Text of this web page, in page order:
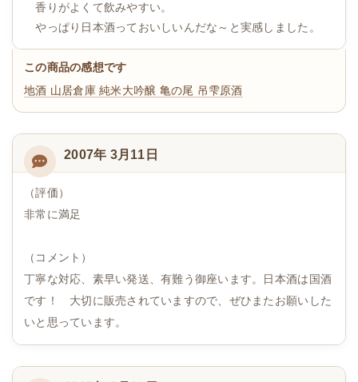
香りがよくて飲みやすい。
やっぱり日本酒っておいしいんだな～と実感しました。
この商品の感想です
地酒 山居倉庫 純米大吟醸 亀の尾 吊雫原酒
2007年 3月11日
（評価）
非常に満足
（コメント）
丁寧な対応、素早い発送、有難う御座います。日本酒は国酒
です！ 大切に販売されていますので、ぜひまたお願いした
いと思っています。